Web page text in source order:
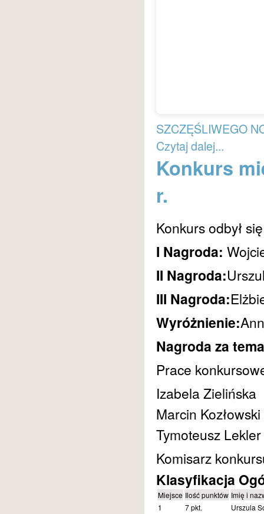
SZCZĘŚLIWEGO
Czytaj dalej...
Konkurs
r.
Konkurs odbył
I Nagroda:
II Nagroda:
III Nagroda:
Wyróżnienie:
Nagroda za
Prace
Izabela Zielińska
Marcin Kozłowski
Tymoteusz Lekler
Komisarz
Klasyfikacja
Miejsce Ilość punktów Imię i
1
7 pkt.
Urszula